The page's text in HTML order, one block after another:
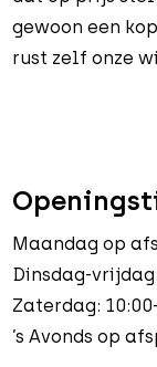
gewoon een
rust zelf onze
Maandag op
Dinsdag-
Zaterdag:
’s Avonds op